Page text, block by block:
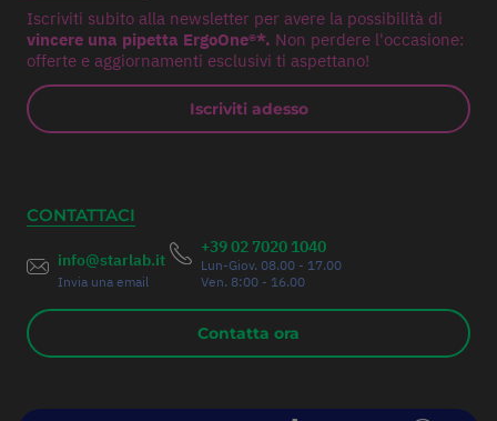
Iscriviti subito alla newsletter per avere la possibilità di
vincere una pipetta ErgoOne®*. Non perdere l'occasione:
offerte e aggiornamenti esclusivi ti aspettano!
Iscriviti adesso
CONTATTACI
info@starlab.it
Invia una email
+39 02 7020 1040
Lun-Giov. 08.00 - 17.00
Ven. 8:00 - 16.00
Contatta ora